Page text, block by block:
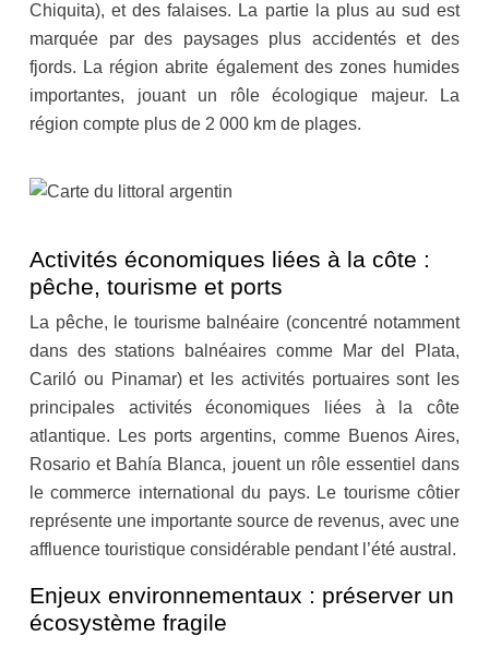
Chiquita), et des falaises. La partie la plus au sud est
marquée par des paysages plus accidentés et des
fjords. La région abrite également des zones humides
importantes, jouant un rôle écologique majeur. La
région compte plus de 2 000 km de plages.
Activités économiques liées à la côte :
pêche, tourisme et ports
La pêche, le tourisme balnéaire (concentré notamment
dans des stations balnéaires comme Mar del Plata,
Cariló ou Pinamar) et les activités portuaires sont les
principales activités économiques liées à la côte
atlantique. Les ports argentins, comme Buenos Aires,
Rosario et Bahía Blanca, jouent un rôle essentiel dans
le commerce international du pays. Le tourisme côtier
représente une importante source de revenus, avec une
affluence touristique considérable pendant l’été austral.
Enjeux environnementaux : préserver un
écosystème fragile